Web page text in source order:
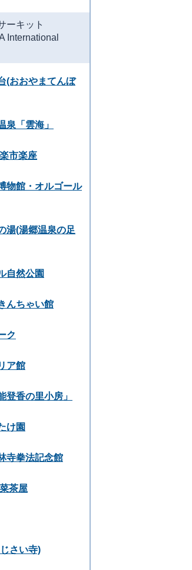
ーキット
International
(おおやまてんぼ
泉「雲海」
市楽座
物館・オルゴール
湯(湯郷温泉の足
自然公園
んちゃい館
ク
ア館
登香の里小房」
け園
寺拳法記念館
茶屋
さい寺)